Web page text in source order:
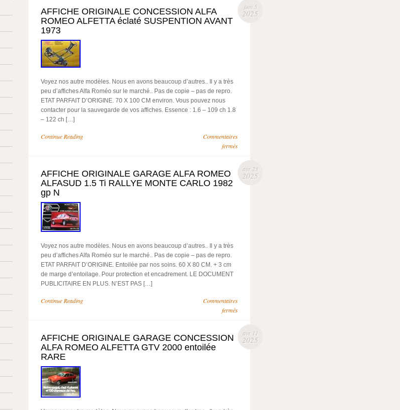
juin 5
2025
AFFICHE ORIGINALE CONCESSION ALFA
ROMEO ALFETTA éclaté SUSPENTION AVANT
1973
Voyez nos autre modèles. Nous en avons beaucoup d’autres.. Il y a très
peu d’affiches Alfa Roméo sur le marché.. Pas de copie – pas de repro.
ETAT PARFAIT D’ORIGINE. 70 X 100 CM environ. Vous pouvez nous
contacter pour la sauvegarde de vos affiches. Essence : 1.6 – 109 ch 1.8
– 122 ch […]
Continue Reading
Commentaires
fermés
avr 23
2025
AFFICHE ORIGINALE GARAGE ALFA ROMEO
ALFASUD 1.5 Ti RALLYE MONTE CARLO 1982
gp N
Voyez nos autre modèles. Nous en avons beaucoup d’autres.. Il y a très
peu d’affiches Alfa Roméo sur le marché.. Pas de copie – pas de repro.
ETAT PARFAIT D’ORIGINE. Entoilée par nos soins. 60 X 80 CM. + 3 cm
de marge d’entoilage. Pour protection et encadrement. LE DOCUMENT
PUBLICITAIRE EN PLUS. N’EST PAS […]
Continue Reading
Commentaires
fermés
avr 11
2025
AFFICHE ORIGINALE GARAGE CONCESSION
ALFA ROMEO ALFETTA GTV 2000 entoilée
RARE